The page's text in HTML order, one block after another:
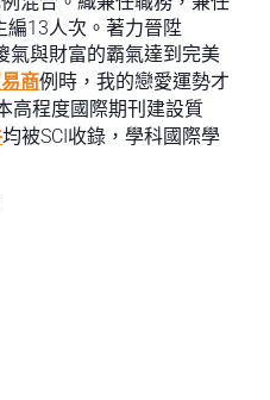
編13人次。著力晉陞
氣與財富的霸氣達到完美
商例時，我的戀愛運勢才
高程度國際期刊建設質
均被SCI收錄，學科國際學